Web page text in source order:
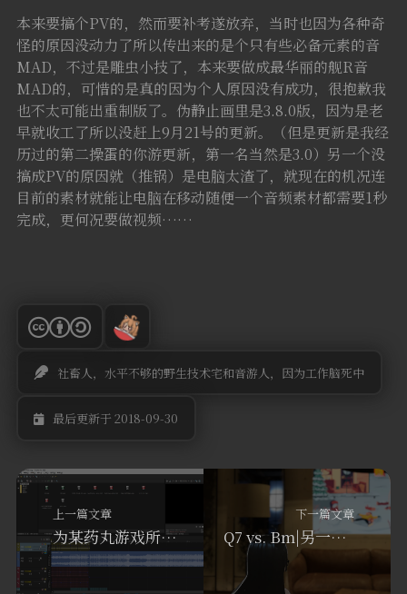
本来要搞个PV的，然而要补考遂放弃，当时也因为各种奇
怪的原因没动力了所以传出来的是个只有些必备元素的音
MAD，不过是雕虫小技了，本来要做成最华丽的舰R音
MAD的，可惜的是真的因为个人原因没有成功，很抱歉我
也不太可能出重制版了。伪静止画里是3.8.0版，因为是老
早就收工了所以没赶上9月21号的更新。（但是更新是我经
历过的第二操蛋的你游更新，第一名当然是3.0）另一个没
搞成PV的原因就（推锅）是电脑太渣了，就现在的机况连
目前的素材就能让电脑在移动随便一个音频素材都需要1秒
完成，更何况要做视频……
社畜人，水平不够的野生技术宅和音游人，因为工作脑死中
最后更新于 2018-09-30
上一篇文章
为某药丸游戏所作的音MAD 2018
下一篇文章
Q7 vs. Bm|另一个可能的故事开篇